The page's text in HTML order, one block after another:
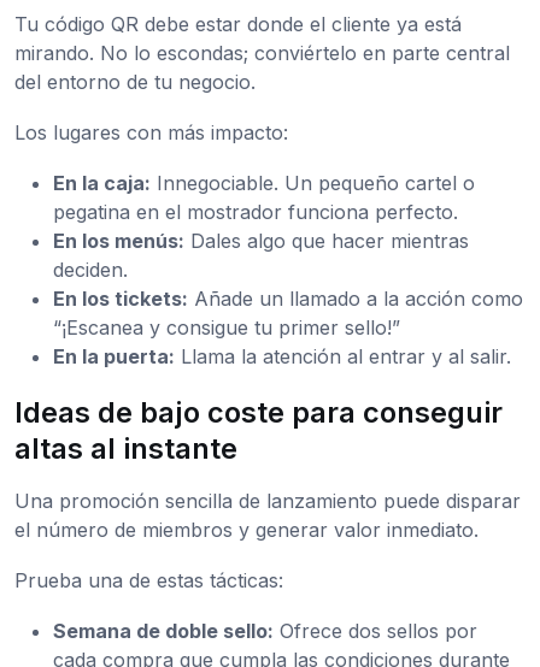
Tu código QR debe estar donde el cliente ya está
mirando. No lo escondas; conviértelo en parte central
del entorno de tu negocio.
Los lugares con más impacto:
En la caja: Innegociable. Un pequeño cartel o
pegatina en el mostrador funciona perfecto.
En los menús: Dales algo que hacer mientras
deciden.
En los tickets: Añade un llamado a la acción como
“¡Escanea y consigue tu primer sello!”
En la puerta: Llama la atención al entrar y al salir.
Ideas de bajo coste para conseguir
altas al instante
Una promoción sencilla de lanzamiento puede disparar
el número de miembros y generar valor inmediato.
Prueba una de estas tácticas:
Semana de doble sello: Ofrece dos sellos por
cada compra que cumpla las condiciones durante